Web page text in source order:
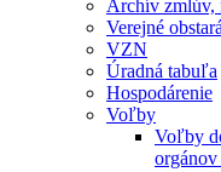
Archív zmlúv,
Verejné
VZN
Úradná tabuľa
Hospodárenie
Voľby
Voľby